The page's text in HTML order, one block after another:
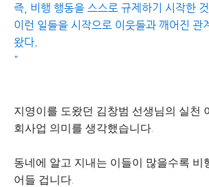
즉, 비행 행동을 스스로 규제하기 시작한
이런 일들을 시작으로 이웃들과 깨어진 관
왔다.
"
지영이를 도왔던 김창범 선생님의 실천
회사업 의미를 생각했습니다.
동네에 알고 지내는 이들이 많을수록 비
어들 겁니다.